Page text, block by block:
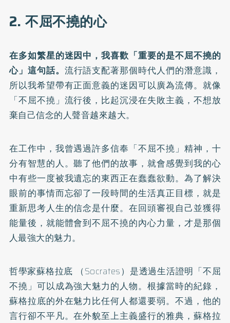
2. 不屈不撓的心
在多如繁星的迷因中，我喜歡「重要的是不屈不撓的
心」這句話。 流行語支配著那個時代人們的潛意識，
所以我希望帶有正面意義的迷因可以廣為流傳。就像
「不屈不撓」流行後，比起沉浸在失敗主義，不想放
棄自己信念的人聲音越來越大。
在工作中，我曾遇過許多信奉「不屈不撓」精神，十
分有智慧的人。聽了他們的故事，就會感覺到我的心
中有些一度被我遺忘的東西正在蠢蠢欲動。為了解決
眼前的事情而忘卻了一段時間的生活真正目標，就是
重新思考人生的信念是什麼。在回頭審視自己並獲得
能量後，就能體會到不屈不撓的內心力量，才是那個
人最強大的魅力。
哲學家蘇格拉底 （Socrates）是透過生活證明「不屈
不撓」可以成為強大魅力的人物。根據當時的紀錄，
蘇格拉底的外在魅力比任何人都還要弱。不過，他的
言行卻不平凡。在外貌至上主義盛行的雅典，蘇格拉